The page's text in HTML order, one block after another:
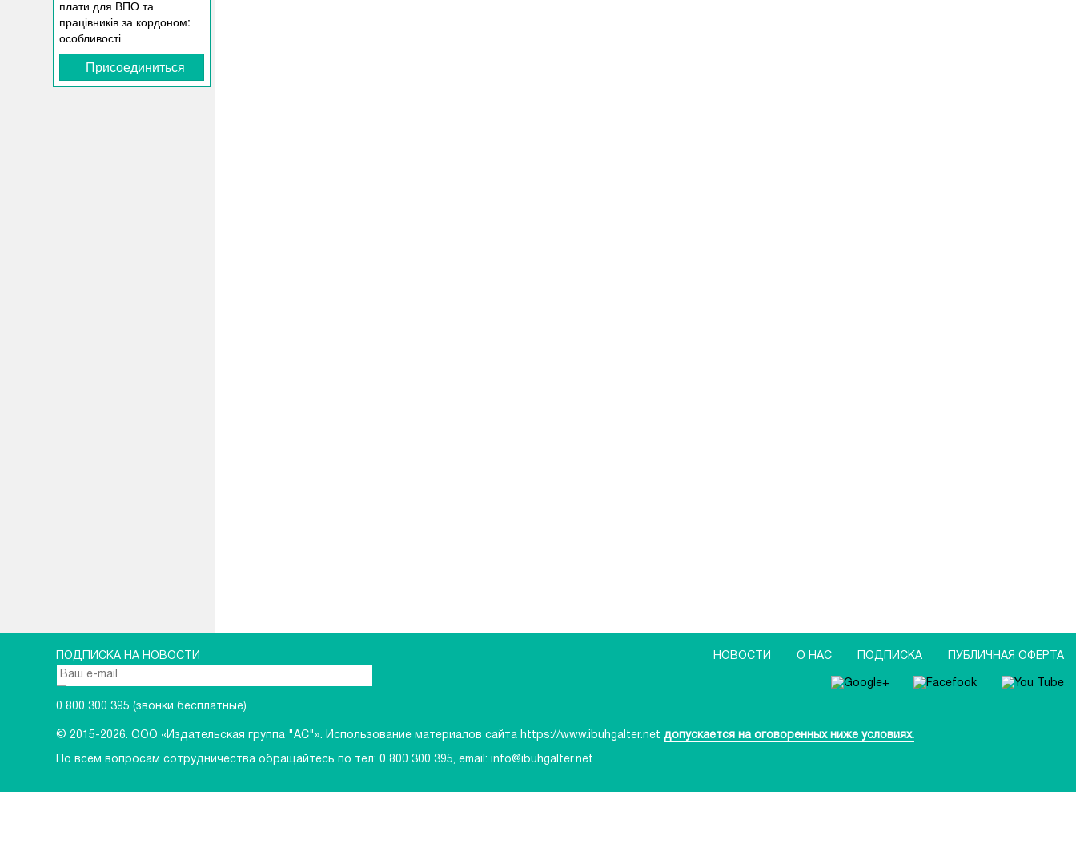
Присоединиться
ПОДПИСКА НА НОВОСТИ
0 800 300 395 (звонки бесплатные)
НОВОСТИ О НАС ПОДПИСКА ПУБЛИЧНАЯ ОФЕРТА
© 2015-2026. ООО «Издательская группа "АС"». Использование материалов сайта https://www.ibuhgalter.net допускается на оговоренных ниже условиях.
По всем вопросам сотрудничества обращайтесь по тел: 0 800 300 395, email: info@ibuhgalter.net